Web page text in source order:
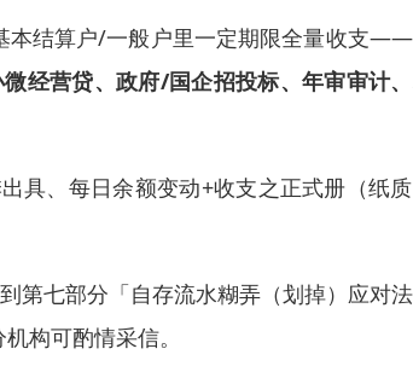
本结算户/一般户里一定期限全量收支
微经营贷、政府/国企招投标、年审审计
具、每日余额变动+收支之正式册（纸
七部分「自存流水糊弄（划掉）应对
构可酌情采信。